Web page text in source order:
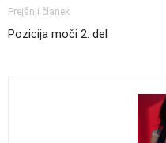
Prejšnji članek
Pozicija moči 2. del